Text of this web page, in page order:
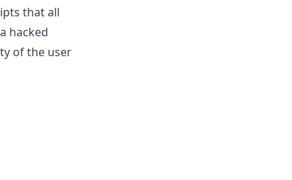
that all
hacked
of the user